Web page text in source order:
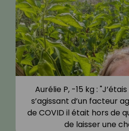
Aurélie P, -15 kg :
s’agissant d’un facteur
de COVID il était hors de
de laisser une